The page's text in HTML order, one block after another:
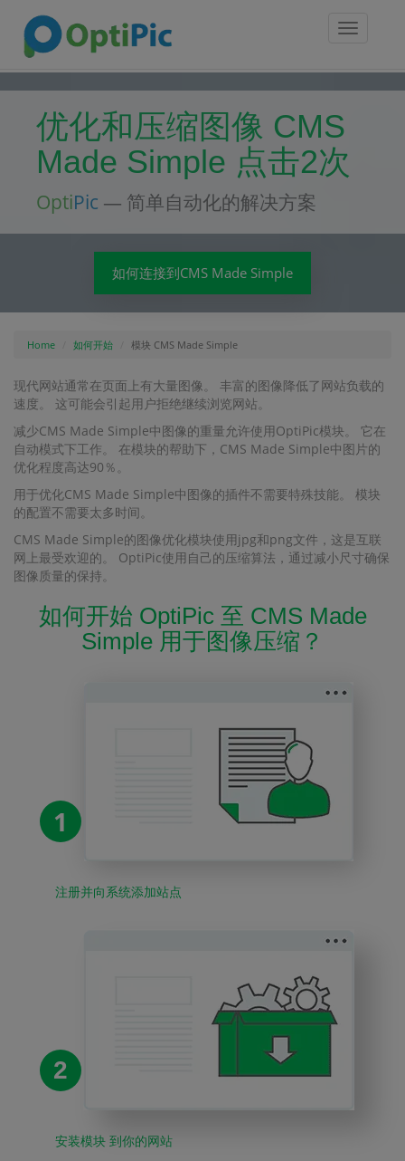
Toggle
优化和压缩图像 CMS
Made Simple 点击2次
OptiPic — 简单自动化的解决方案
如何连接到CMS Made Simple
Home 如何开始 模块 CMS Made Simple
现代网站通常在页面上有大量图像。 丰富的图像降低了网站负载的
速度。 这可能会引起用户拒绝继续浏览网站。
减少CMS Made Simple中图像的重量允许使用OptiPic模块。 它在
自动模式下工作。 在模块的帮助下，CMS Made Simple中图片的
优化程度高达90％。
用于优化CMS Made Simple中图像的插件不需要特殊技能。 模块
的配置不需要太多时间。
CMS Made Simple的图像优化模块使用jpg和png文件，这是互联
网上最受欢迎的。 OptiPic使用自己的压缩算法，通过减小尺寸确保
图像质量的保持。
如何开始 OptiPic 至 CMS Made
Simple 用于图像压缩？
1
注册并向系统添加站点
2
安装模块 到你的网站